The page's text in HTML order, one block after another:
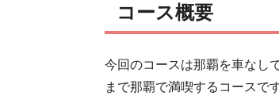
コース概要
今回のコースは那覇を車なし
まで那覇で満喫するコースです